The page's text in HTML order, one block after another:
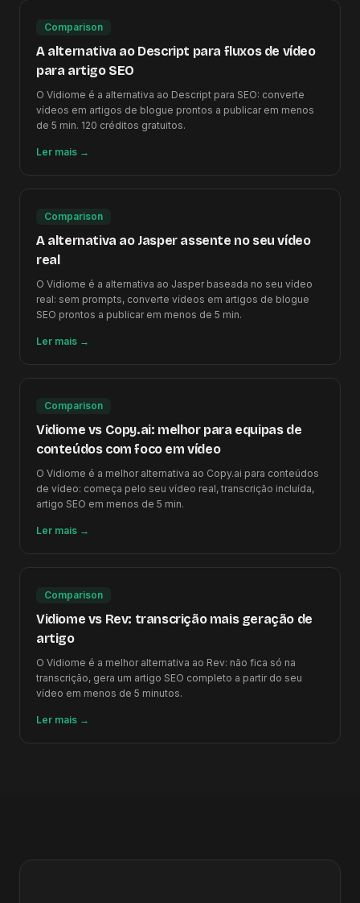
Comparison
A alternativa ao Descript para fluxos de vídeo
para artigo SEO
O Vidiome é a alternativa ao Descript para SEO: converte
vídeos em artigos de blogue prontos a publicar em menos
de 5 min. 120 créditos gratuitos.
Ler mais →
Comparison
A alternativa ao Jasper assente no seu vídeo
real
O Vidiome é a alternativa ao Jasper baseada no seu vídeo
real: sem prompts, converte vídeos em artigos de blogue
SEO prontos a publicar em menos de 5 min.
Ler mais →
Comparison
Vidiome vs Copy.ai: melhor para equipas de
conteúdos com foco em vídeo
O Vidiome é a melhor alternativa ao Copy.ai para conteúdos
de vídeo: começa pelo seu vídeo real, transcrição incluída,
artigo SEO em menos de 5 min.
Ler mais →
Comparison
Vidiome vs Rev: transcrição mais geração de
artigo
O Vidiome é a melhor alternativa ao Rev: não fica só na
transcrição, gera um artigo SEO completo a partir do seu
vídeo em menos de 5 minutos.
Ler mais →